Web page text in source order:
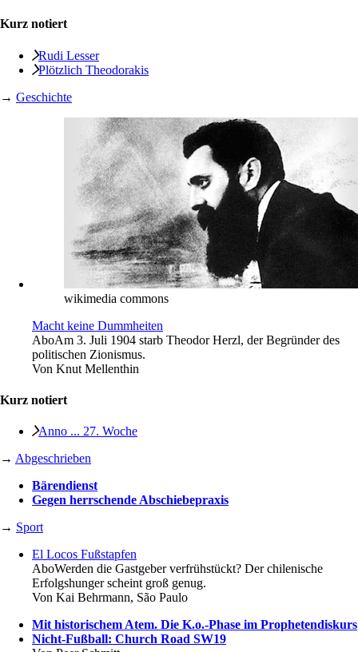
Kurz notiert
Rudi Lesser
Plötzlich Theodorakis
→ Geschichte
wikimedia commons
Macht keine Dummheiten
AboAm 3. Juli 1904 starb Theodor Herzl, der Begründer des
politischen Zionismus.
Von Knut Mellenthin
Kurz notiert
Anno ... 27. Woche
→ Abgeschrieben
Bärendienst
Gegen herrschende Abschiebepraxis
→ Sport
El Locos Fußstapfen
AboWerden die Gastgeber verfrühstückt? Der chilenische
Erfolgshunger scheint groß genug.
Von Kai Behrmann, São Paulo
Mit historischem Atem. Die K.o.-Phase im Prophetendiskurs
Nicht-Fußball: Church Road SW19